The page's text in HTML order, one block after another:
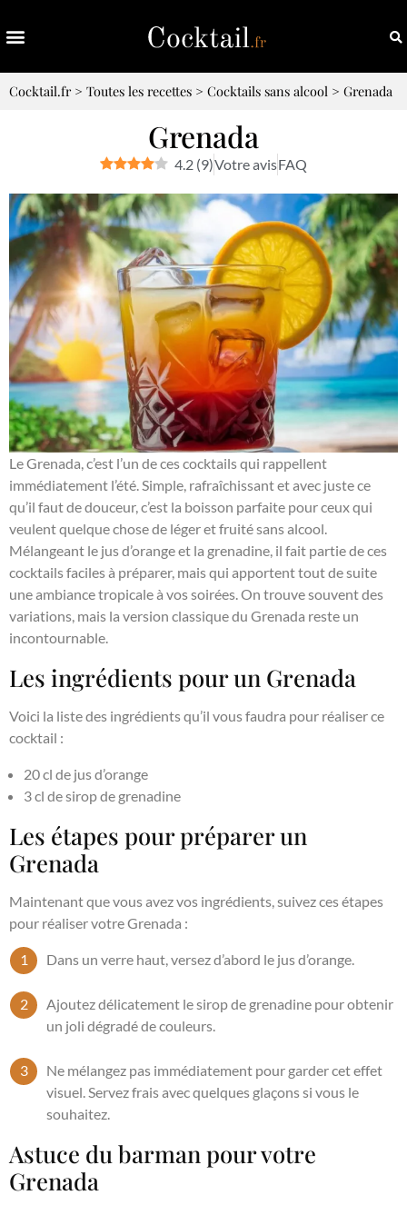
Cocktail.fr> Toutes les recettes > Cocktails sans alcool > Grenada
Grenada
4.2 (9)Votre avisFAQ
Le Grenada, c’est l’un de ces cocktails qui rappellent
immédiatement l’été. Simple, rafraîchissant et avec juste ce
qu’il faut de douceur, c’est la boisson parfaite pour ceux qui
veulent quelque chose de léger et fruité sans alcool.
Mélangeant le jus d’orange et la grenadine, il fait partie de ces
cocktails faciles à préparer, mais qui apportent tout de suite
une ambiance tropicale à vos soirées. On trouve souvent des
variations, mais la version classique du Grenada reste un
incontournable.
Les ingrédients pour un Grenada
Voici la liste des ingrédients qu’il vous faudra pour réaliser ce
cocktail :
20 cl de jus d’orange
3 cl de sirop de grenadine
Les étapes pour préparer un
Grenada
Maintenant que vous avez vos ingrédients, suivez ces étapes
pour réaliser votre Grenada :
Dans un verre haut, versez d’abord le jus d’orange.
Ajoutez délicatement le sirop de grenadine pour obtenir
un joli dégradé de couleurs.
Ne mélangez pas immédiatement pour garder cet effet
visuel. Servez frais avec quelques glaçons si vous le
souhaitez.
Astuce du barman pour votre
Grenada